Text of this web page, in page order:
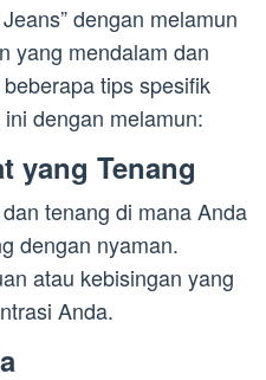
dengan melamun
yang mendalam dan
tips spesifik
dengan melamun:
yang Tenang
tenang di mana Anda
dengan nyaman.
atau kebisingan yang
Anda.